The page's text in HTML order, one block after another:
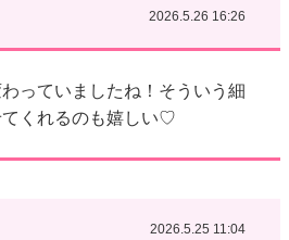
2026.5.26 16:26
っていましたね！そういう細
くれるのも嬉しい♡
2026.5.25 11:04